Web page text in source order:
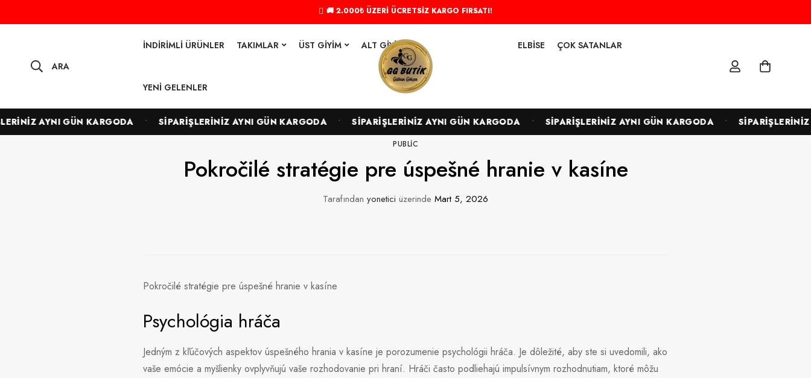
🚚 2.000₺ ÜZERİ ÜCRETSİZ KARGO FIRSATI!
ARA
İNDIRIMLI ÜRÜNLER TAKIMLAR ÜST GIYIM ALT GIYIM ELBISE ÇOK SATANLAR
YENI GELENLER
AYNI GÜN KARGODA • SİPARİŞLERİNİZ AYNI GÜN KARGODA • SİPARİŞLERİNİZ AYNI GÜN KARGODA • SİPARİŞLERİNİZ AYNI GÜN KARGODA • SİPARİŞLERİNİZ
PUBLIC
Pokročilé stratégie pre úspešné hranie v kasíne
Tarafından yonetici üzerinde Mart 5, 2026
Pokročilé stratégie pre úspešné hranie v kasíne
Psychológia hráča
Jedným z kľúčových aspektov úspešného hrania v kasíne je porozumenie psychológii hráča. Je dôležité, aby ste si uvedomili, ako
vaše emócie a myšlienky ovplyvňujú vaše rozhodovanie pri hraní. Hráči často podliehajú impulsívnym rozhodnutiam, ktoré môžu